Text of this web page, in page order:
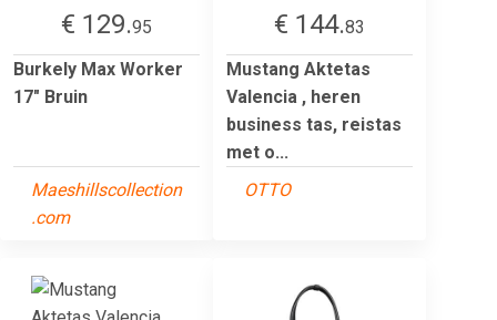
€ 129.95
Burkely Max Worker
17" Bruin
Maeshillscollection
.com
€ 144.83
Mustang Aktetas
Valencia , heren
business tas, reistas
met o...
OTTO